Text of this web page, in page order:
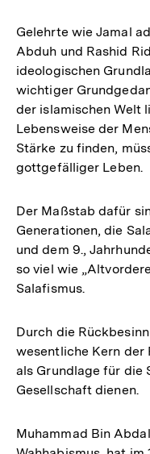
Gelehrte wie Jamal
Abduh und Rashid
ideologischen
wichtiger
der islamischen Welt
Lebensweise der
Stärke zu finden,
gottgefälliger Leben.
Der Maßstab dafür
Generationen, die
und dem 9.,
so viel wie
Salafismus.
Durch die
wesentliche Kern der
als Grundlage für die
Gesellschaft dienen.
Muhammad Bin